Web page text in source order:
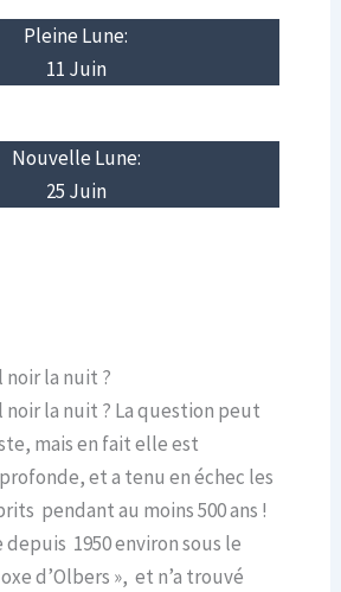
Pleine Lune:
11 Juin
Nouvelle Lune:
25 Juin
la nuit ?
la nuit ? La question peut
mais en fait elle est
et a tenu en échec les
pendant au moins 500 ans !
1950 environ sous le
d’Olbers », et n’a trouvé